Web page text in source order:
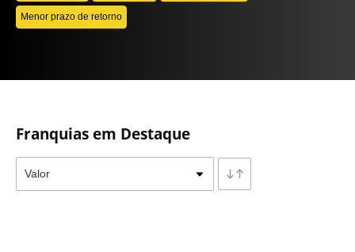
Menor prazo de retorno
Franquias em Destaque